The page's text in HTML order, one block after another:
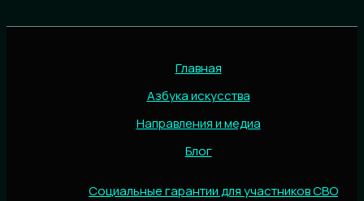
Главная
Азбука искусства
Направления и медиа
Блог
Социальные гарантии для участников СВО